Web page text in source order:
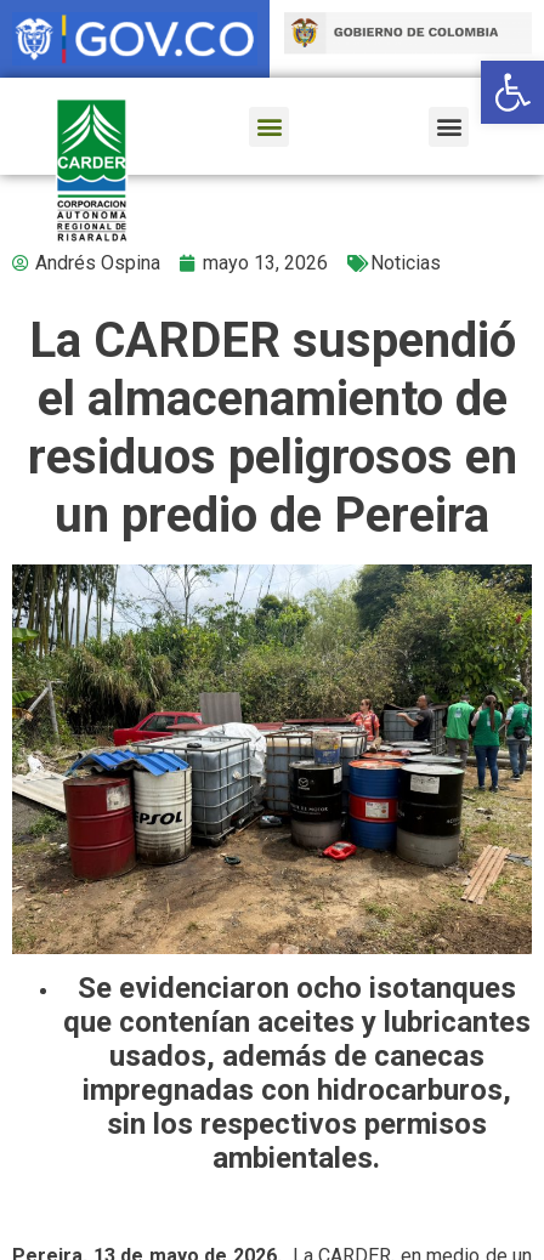
Andrés Ospina mayo 13, 2026 Noticias
La CARDER suspendió
el almacenamiento de
residuos peligrosos en
un predio de Pereira
Se evidenciaron ocho isotanques
que contenían aceites y lubricantes
usados, además de canecas
impregnadas con hidrocarburos,
sin los respectivos permisos
ambientales.